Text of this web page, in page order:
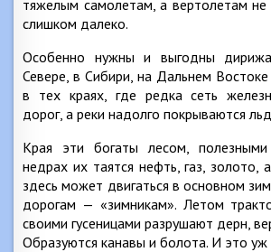
тяжелым самолетам, а вертолетам
слишком далеко.
Особенно нужны и выгодны
Севере, в Сибири, на Дальнем
в тех краях, где редка сеть
дорог, а реки надолго покрываются
Края эти богаты лесом,
недрах их таятся нефть, газ, золото,
здесь может двигаться в основном
дорогам — «зимникам». Летом
своими гусеницами разрушают дерн,
Образуются канавы и болота. И это